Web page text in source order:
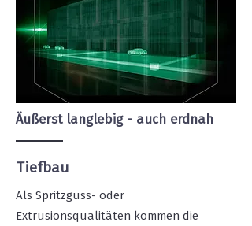
Äußerst langlebig - auch erdnah
Tiefbau
Als Spritzguss- oder
Extrusionsqualitäten kommen die